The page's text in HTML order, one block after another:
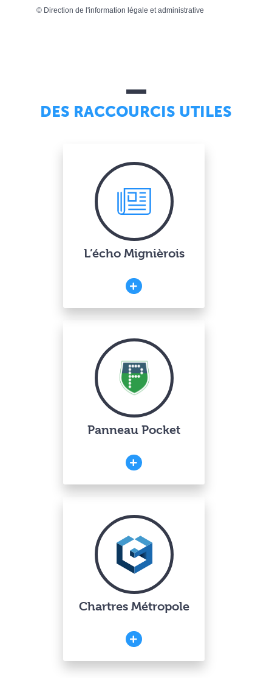
© Direction de l'information légale et administrative
DES RACCOURCIS UTILES
L’écho Mignièrois
Panneau Pocket
Chartres Métropole